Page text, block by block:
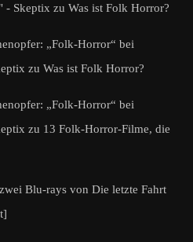
- Skeptix zu Was ist Folk Horror?
„Folk-Horror“ bei
zu Was ist Folk Horror?
„Folk-Horror“ bei
zu 13 Folk-Horror-Filme, die
Blu-rays von Die letzte Fahrt